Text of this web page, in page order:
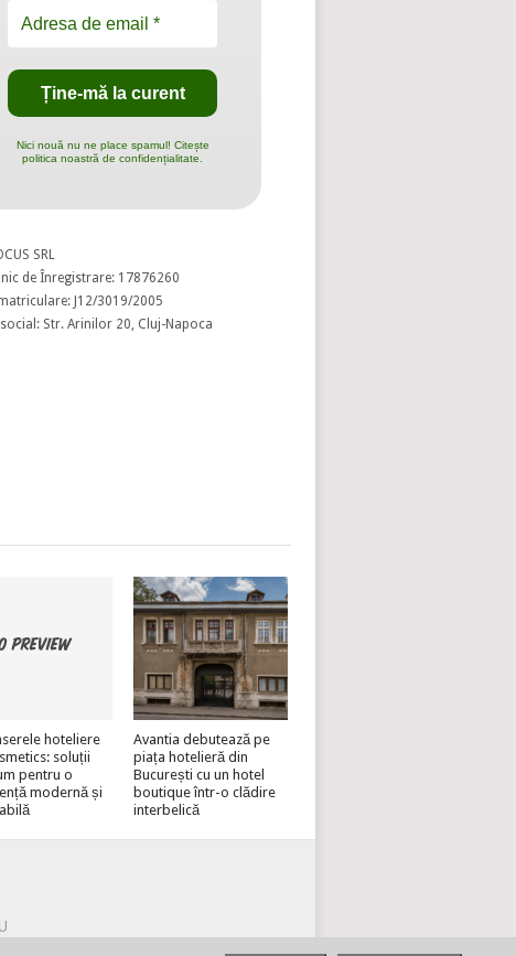
Nici nouă nu ne place spamul! Citește
politica noastră de confidențialitate.
SRL
de Înregistrare: 17876260
J12/3019/2005
Str. Arinilor 20, Cluj-Napoca
hoteliere
soluții
pentru o
modernă și
Avantia debutează pe
piața hotelieră din
București cu un hotel
boutique într-o clădire
interbelică